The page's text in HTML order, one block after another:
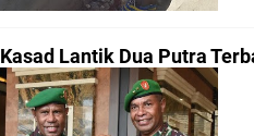
Kasad Lantik Dua Putra